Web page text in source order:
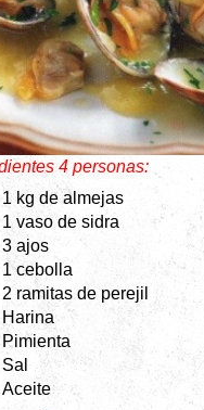
4 personas:
1 kg de almejas
1 vaso de sidra
3 ajos
1 cebolla
2 ramitas de perejil
Harina
Pimienta
Sal
Aceite